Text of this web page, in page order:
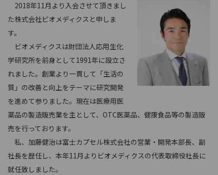
2018年11月より入会させて頂きまし
た株式会社ビオメディクスと申しま
す。
ビオメディクスは財団法人応用生化
学研究所を前身として1991年に設立さ
れました。創業より一貫して「生活の
質」の改善と向上をテーマに研究開発
を進めて参りました。現在は医療用医
薬品の製造販売業を主として、OTC医薬品、健康食品等の製造販
売を行っております。
私、加藤健治は富士カプセル株式会社の営業・開発本部長、副
社長を歴任し、本年11月よりビオメディクスの代表取締役社長に
就任致しました。